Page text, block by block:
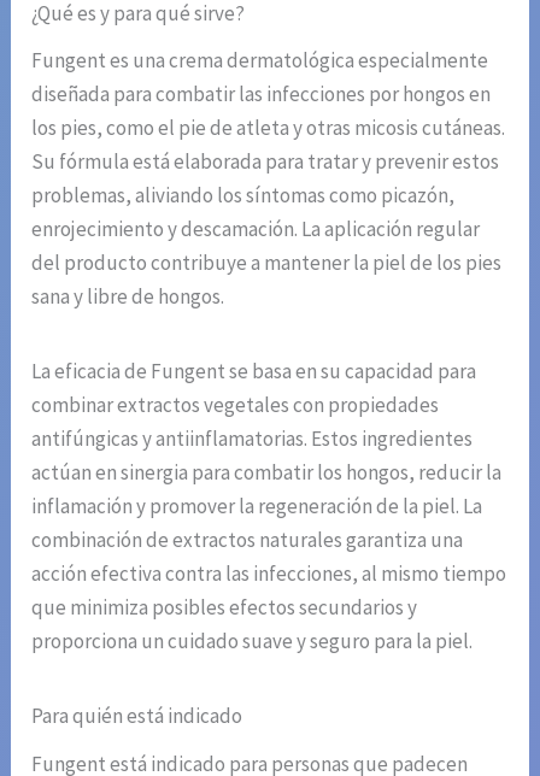
¿Qué es y para qué sirve?
Fungent es una crema dermatológica especialmente
diseñada para combatir las infecciones por hongos en
los pies, como el pie de atleta y otras micosis cutáneas.
Su fórmula está elaborada para tratar y prevenir estos
problemas, aliviando los síntomas como picazón,
enrojecimiento y descamación. La aplicación regular
del producto contribuye a mantener la piel de los pies
sana y libre de hongos.
La eficacia de Fungent se basa en su capacidad para
combinar extractos vegetales con propiedades
antifúngicas y antiinflamatorias. Estos ingredientes
actúan en sinergia para combatir los hongos, reducir la
inflamación y promover la regeneración de la piel. La
combinación de extractos naturales garantiza una
acción efectiva contra las infecciones, al mismo tiempo
que minimiza posibles efectos secundarios y
proporciona un cuidado suave y seguro para la piel.
Para quién está indicado
Fungent está indicado para personas que padecen